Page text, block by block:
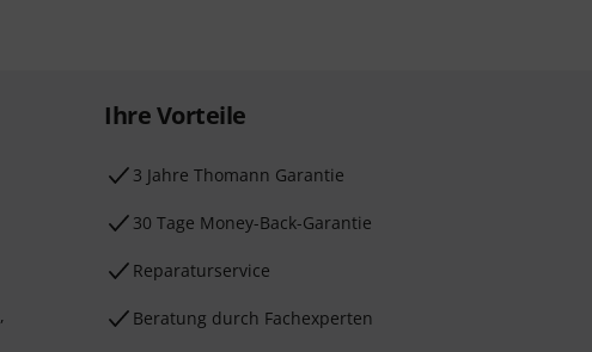
,
Ihre Vorteile
3 Jahre Thomann Garantie
30 Tage Money-Back-Garantie
Reparaturservice
Beratung durch Fachexperten